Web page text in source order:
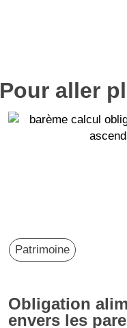
Pour aller
Patrimoine
Obligation
envers les